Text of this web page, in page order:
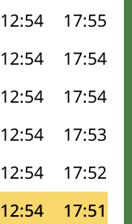
12:54 17:55
12:54 17:54
12:54 17:54
12:54 17:53
12:54 17:52
12:54 17:51